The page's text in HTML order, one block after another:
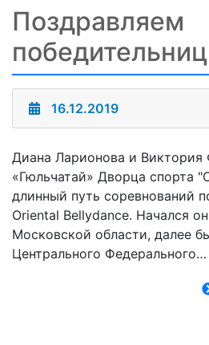
Поздравляем
16.12.2019
Диана Ларионова и Виктория
«Гюльчатай» Дворца спорта
длинный путь соревнований
Oriental Bellydance. Начался
Московской области, далее
Центрального Федерального…